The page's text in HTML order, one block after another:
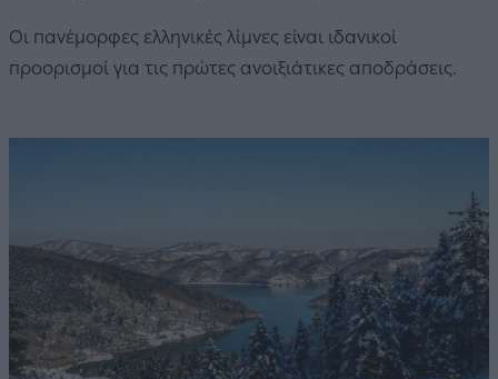
Οι πανέμορφες ελληνικές λίμνες είναι ιδανικοί
προορισμοί για τις πρώτες ανοιξιάτικες αποδράσεις.